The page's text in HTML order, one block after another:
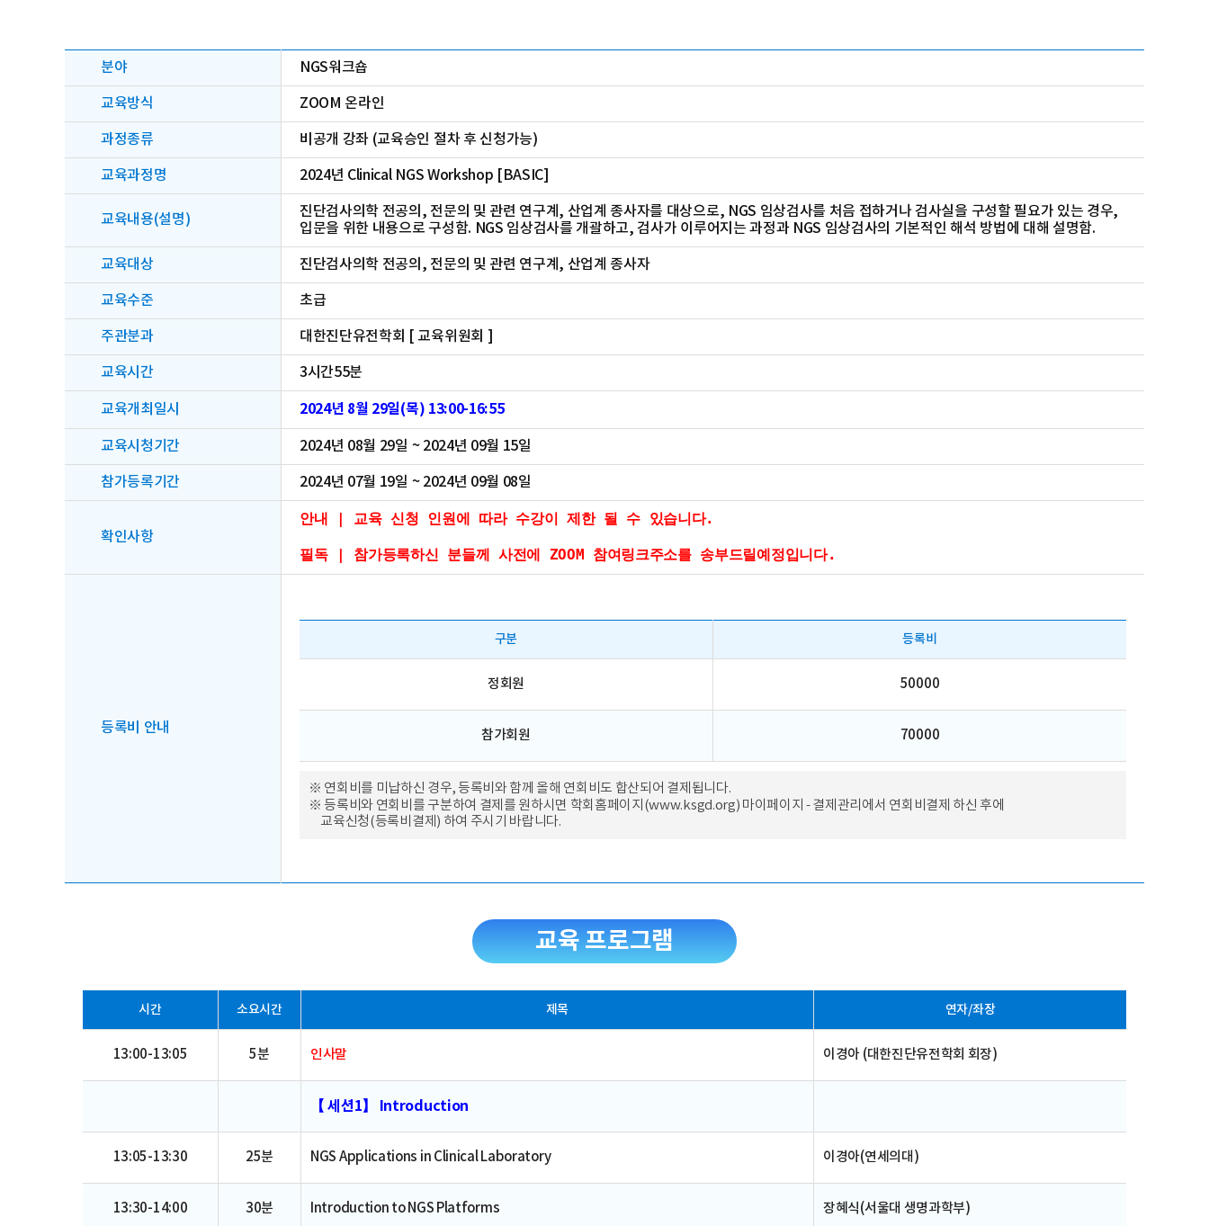
분야 NGS워크숍
교육방식 ZOOM 온라인
과정종류 비공개 강좌 (교육승인 절차 후 신청가능)
교육과정명 2024년 Clinical NGS Workshop [BASIC]
교육내용(설명)
진단검사의학 전공의, 전문의 및 관련 연구계, 산업계 종사자를 대상으로, NGS 임상검사를 처음 접하거나 검사실을 구성할 필요가 있는 경우,
입문을 위한 내용으로 구성함. NGS 임상검사를 개괄하고, 검사가 이루어지는 과정과 NGS 임상검사의 기본적인 해석 방법에 대해 설명함.
교육대상 진단검사의학 전공의, 전문의 및 관련 연구계, 산업계 종사자
교육수준 초급
주관분과 대한진단유전학회 [ 교육위원회 ]
교육시간 3시간55분
교육개최일시 2024년 8월 29일(목) 13:00-16:55
교육시청기간 2024년 08월 29일 ~ 2024년 09월 15일
참가등록기간 2024년 07월 19일 ~ 2024년 09월 08일
확인사항
안내 | 교육 신청 인원에 따라 수강이 제한 될 수 있습니다.
필독 | 참가등록하신 분들께 사전에 ZOOM 참여링크주소를 송부드릴예정입니다.
등록비 안내
구분 등록비
정회원 50000
참가회원 70000
※ 연회비를 미납하신 경우, 등록비와 함께 올해 연회비도 합산되어 결제됩니다.
※ 등록비와 연회비를 구분하여 결제를 원하시면 학회홈페이지(www.ksgd.org) 마이페이지 - 결제관리에서 연회비결제 하신 후에
교육신청(등록비결제) 하여 주시기 바랍니다.
교육 프로그램
시간 소요시간 제목 연자/좌장
13:00-13:05 5분 인사말 이경아 (대한진단유전학회 회장)
【 세션1】 Introduction
13:05-13:30 25분 NGS Applications in Clinical Laboratory 이경아(연세의대)
13:30-14:00 30분 Introduction to NGS Platforms 장혜식(서울대 생명과학부)